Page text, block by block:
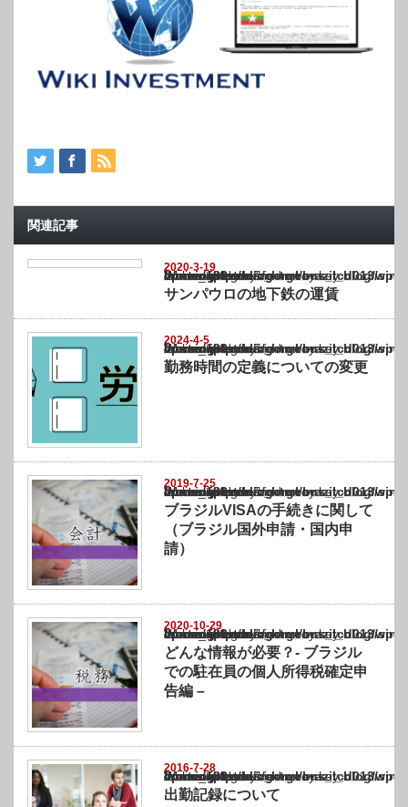
関連記事
2020-3-19
Warning
: Undefined array key "show_category" in
/home/netst/kuno-cpa.co.jp/public_html/brazil_blog/wp-content/themes/
on line183
サンパウロの地下鉄の運賃
2024-4-5
Warning
: Undefined array key "show_category" in
/home/netst/kuno-cpa.co.jp/public_html/brazil_blog/wp-content/themes/
on line183
勤務時間の定義についての変更
2019-7-25
Warning
: Undefined array key "show_category" in
/home/netst/kuno-cpa.co.jp/public_html/brazil_blog/wp-content/themes/
on line183
ブラジルVISAの手続きに関して
（ブラジル国外申請・国内申
請）
2020-10-29
Warning
: Undefined array key "show_category" in
/home/netst/kuno-cpa.co.jp/public_html/brazil_blog/wp-content/themes/
on line183
どんな情報が必要？- ブラジル
での駐在員の個人所得税確定申
告編 –
2016-7-28
Warning
: Undefined array key "show_category" in
/home/netst/kuno-cpa.co.jp/public_html/brazil_blog/wp-content/themes/
on line183
出勤記録について